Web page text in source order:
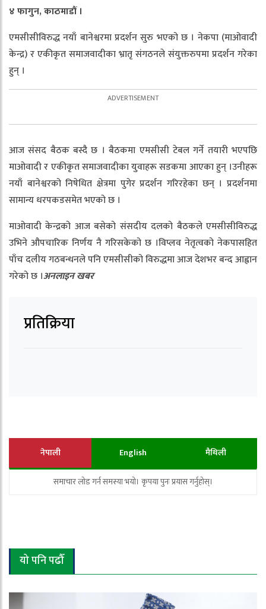
४ फागुन, काठमाडौं ।
एमसीसीविरुद्ध नयाँ बानेश्वरमा प्रदर्शन सुरु भएको छ । नेकपा (माओवादी
केन्द्र) र एकीकृत समाजवादीका भ्रातृ संगठनले संयुक्तरुपमा प्रदर्शन गरेका
हुन् ।
आज संसद बैठक बस्दै छ । बैठकमा एमसीसी टेबल गर्ने तयारी भएपछि
माओवादी र एकीकृत समाजवादीका युवाहरू सडकमा आएका हुन् ।उनीहरू
नयाँ बानेश्वरको निषेधित क्षेत्रमा पुगेर प्रदर्शन गरिरहेका छन् । प्रदर्शनमा
सामान्य धरपकडसमेत भएको छ ।
माओवादी केन्द्रको आज बसेको संसदीय दलको बैठकले एमसीसीविरुद्ध
उभिने औपचारिक निर्णय नै गरिसकेको छ ।विप्लव नेतृत्वको नेकपासहित
पाँच दलीय गठबन्धनले पनि एमसीसीको विरुद्धमा आज देशभर बन्द आह्वान
गरेको छ ।अनलाइन खबर
प्रतिक्रिया
नेपाली English मैथिली
समाचार लोड गर्न समस्या भयो। कृपया पुनः प्रयास गर्नुहोस्।
यो पनि पढौँ